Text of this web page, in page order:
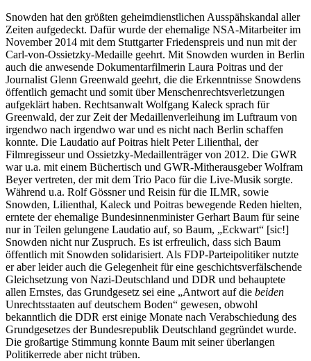
Snowden hat den größten geheimdienstlichen Ausspähskandal aller
Zeiten aufgedeckt. Dafür wurde der ehemalige NSA-Mitarbeiter im
November 2014 mit dem Stuttgarter Friedenspreis und nun mit der
Carl-von-Ossietzky-Medaille geehrt. Mit Snowden wurden in Berlin
auch die anwesende Dokumentarfilmerin Laura Poitras und der
Journalist Glenn Greenwald geehrt, die die Erkenntnisse Snowdens
öffentlich gemacht und somit über Menschenrechtsverletzungen
aufgeklärt haben. Rechtsanwalt Wolfgang Kaleck sprach für
Greenwald, der zur Zeit der Medaillenverleihung im Luftraum von
irgendwo nach irgendwo war und es nicht nach Berlin schaffen
konnte. Die Laudatio auf Poitras hielt Peter Lilienthal, der
Filmregisseur und Ossietzky-Medaillenträger von 2012. Die GWR
war u.a. mit einem Büchertisch und GWR-Mitherausgeber Wolfram
Beyer vertreten, der mit dem Trio Paco für die Live-Musik sorgte.
Während u.a. Rolf Gössner und Reisin für die ILMR, sowie
Snowden, Lilienthal, Kaleck und Poitras bewegende Reden hielten,
erntete der ehemalige Bundesinnenminister Gerhart Baum für seine
nur in Teilen gelungene Laudatio auf, so Baum, „Eckwart“ [sic!]
Snowden nicht nur Zuspruch. Es ist erfreulich, dass sich Baum
öffentlich mit Snowden solidarisiert. Als FDP-Parteipolitiker nutzte
er aber leider auch die Gelegenheit für eine geschichtsverfälschende
Gleichsetzung von Nazi-Deutschland und DDR und behauptete
allen Ernstes, das Grundgesetz sei eine „Antwort auf die beiden
Unrechtsstaaten auf deutschem Boden“ gewesen, obwohl
bekanntlich die DDR erst einige Monate nach Verabschiedung des
Grundgesetzes der Bundesrepublik Deutschland gegründet wurde.
Die großartige Stimmung konnte Baum mit seiner überlangen
Politikerrede aber nicht trüben.